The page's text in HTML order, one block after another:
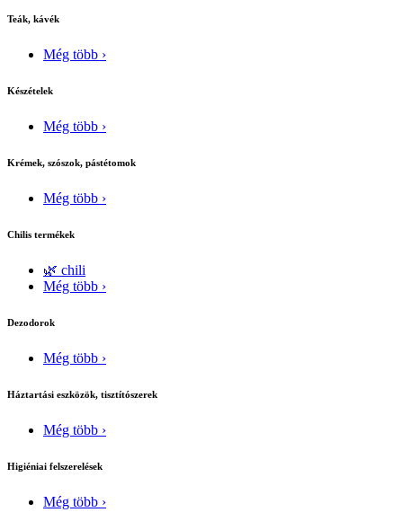
Teák, kávék
Még több ›
Készételek
Még több ›
Krémek, szószok, pástétomok
Még több ›
Chilis termékek
🌿 chili
Még több ›
Dezodorok
Még több ›
Háztartási eszközök, tisztítószerek
Még több ›
Higiéniai felszerelések
Még több ›